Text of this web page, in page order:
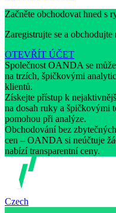
Začněte obchodovat hned s
Zaregistrujte se a
OTEVŘÍT ÚČET
Společnost OANDA se
na trzích, špičkovými
klientů.
Získejte přístup k
na dosah ruky a špičkovými
pomohou při analýze.
Obchodování bez
cen – OANDA si neúčtuje
nabízí transparentní ceny.
Czech